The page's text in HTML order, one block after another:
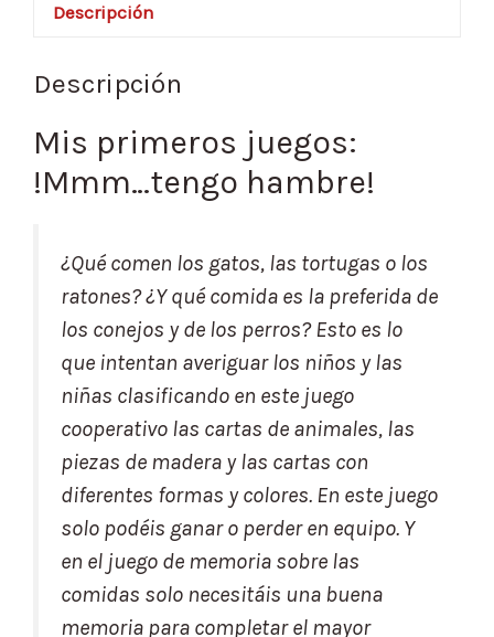
Descripción
Descripción
Mis primeros juegos:
!Mmm…tengo hambre!
¿Qué comen los gatos, las tortugas o los
ratones? ¿Y qué comida es la preferida de
los conejos y de los perros? Esto es lo
que intentan averiguar los niños y las
niñas clasificando en este juego
cooperativo las cartas de animales, las
piezas de madera y las cartas con
diferentes formas y colores. En este juego
solo podéis ganar o perder en equipo. Y
en el juego de memoria sobre las
comidas solo necesitáis una buena
memoria para completar el mayor